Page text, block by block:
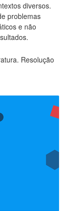
diversos.
problemas
e não
Resolução